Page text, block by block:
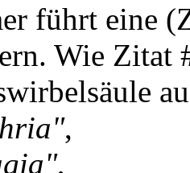
führt eine
Wie Zitat
,
,